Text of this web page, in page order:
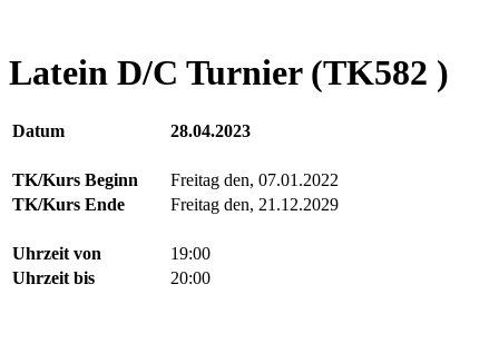
Latein D/C Turnier (TK582 )
Datum 28.04.2023
TK/Kurs Beginn
Freitag den, 07.01.2022
TK/Kurs Ende
Freitag den, 21.12.2029
Uhrzeit von
19:00
Uhrzeit bis
20:00